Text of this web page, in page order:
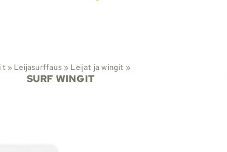
‪» Leijasurffaus ‪» Leijat ja wingit ‪»
SURF WINGIT